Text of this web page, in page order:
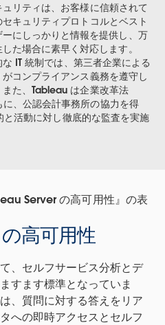
リティは、お客様に信頼されて
キュリティプロトコルとベスト
にしっかりと情報を提供し、万
た場合に素早く対応します。
IT 統制では、第三者企業による
コンプライアンス義務を遵守し
た、Tableau は企業改革法
、公認会計事務所の協力を得
活動に対し徹底的な監査を実施
高可用性
、セルフサービス分析とデ
すます標準となっていま
、質問に対する答えをリア
への即時アクセスとセルフ